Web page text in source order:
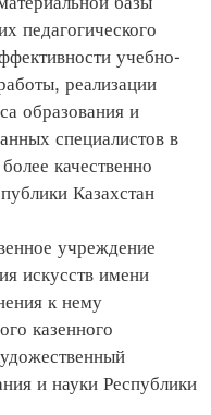
педагогического
учебно-
реализации
образования и
специалистов в
качественно
Казахстан
учреждение
искусств имени
к нему
казенного
и науки Республики